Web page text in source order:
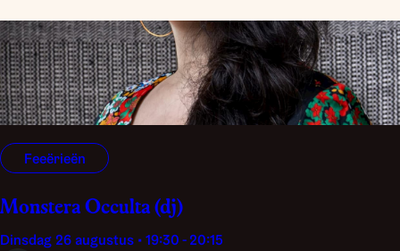
Feeërieën
Monstera Occulta (dj)
dinsdag 26 augustus • 19:30 - 20:15